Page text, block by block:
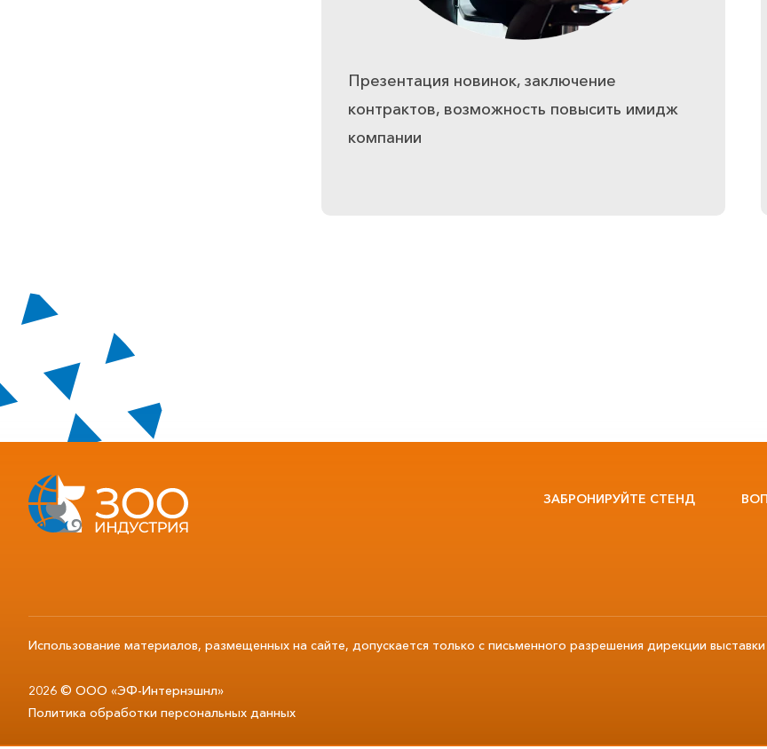
Презентация новинок, заключение
контрактов, возможность повысить имидж
компании
ЗАБРОНИРУЙТЕ СТЕНД
Использование материалов, размещенных на сайте, допускается только с письменного разрешения дирекции
2026 © ООО «ЭФ-Интернэшнл»
Политика обработки персональных данных